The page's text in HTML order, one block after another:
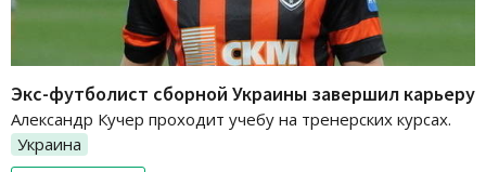
Экс-футболист сборной Украины завершил карьеру
Александр Кучер проходит учебу на тренерских курсах.
Украина